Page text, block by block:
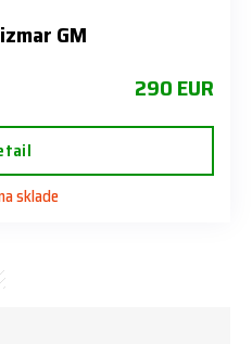
GM
290 EUR
sklade